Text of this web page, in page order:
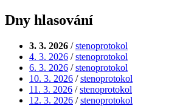
Dny hlasování
3. 3. 2026 /stenoprotokol
4. 3. 2026 /stenoprotokol
6. 3. 2026 /stenoprotokol
10. 3. 2026 /stenoprotokol
11. 3. 2026 /stenoprotokol
12. 3. 2026 /stenoprotokol